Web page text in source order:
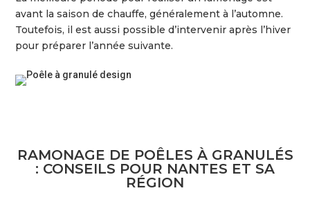
avant la saison de chauffe, généralement à l’automne.
Toutefois, il est aussi possible d’intervenir après l’hiver
pour préparer l’année suivante.
RAMONAGE DE POÊLES À GRANULÉS
: CONSEILS POUR NANTES ET SA
RÉGION